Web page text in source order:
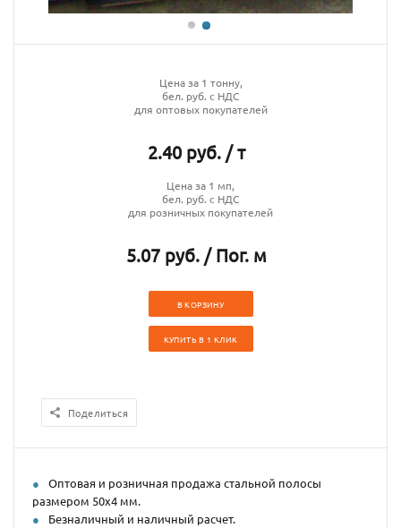
Цена за 1 тонну,
бел. руб. с НДС
для оптовых покупателей
2.40 руб. / т
Цена за 1 мп,
бел. руб. с НДС
для розничных покупателей
5.07 руб. / Пог. м
В КОРЗИНУ
КУПИТЬ В 1 КЛИК
Поделиться
Оптовая и розничная продажа стальной полосы
размером 50х4 мм.
Безналичный и наличный расчет.